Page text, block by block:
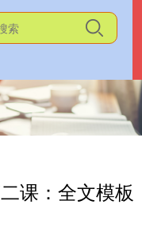
课：全文模板